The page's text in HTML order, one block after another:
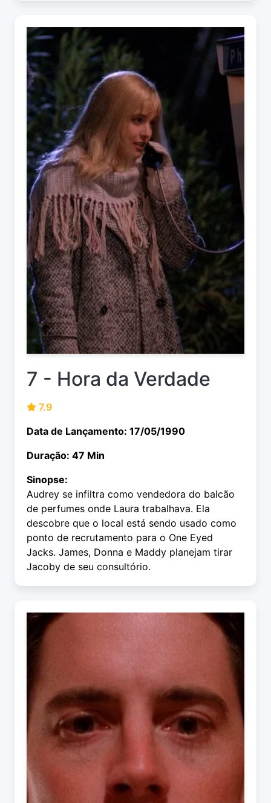
7 - Hora da Verdade
7.9
Data de Lançamento: 17/05/1990
Duração: 47 Min
Sinopse:
Audrey se infiltra como vendedora do balcão
de perfumes onde Laura trabalhava. Ela
descobre que o local está sendo usado como
ponto de recrutamento para o One Eyed
Jacks. James, Donna e Maddy planejam tirar
Jacoby de seu consultório.